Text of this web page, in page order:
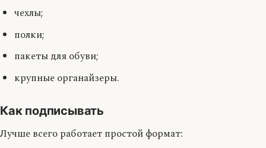
чехлы;
полки;
пакеты для обуви;
крупные органайзеры.
Как подписывать
Лучше всего работает простой формат: